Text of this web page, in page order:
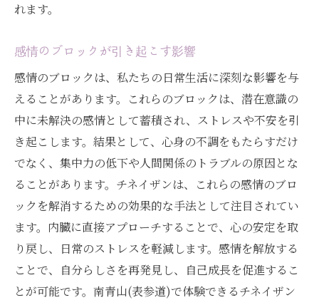
れます。
感情のブロックが引き起こす影響
感情のブロックは、私たちの日常生活に深刻な影響を与
えることがあります。これらのブロックは、潜在意識の
中に未解決の感情として蓄積され、ストレスや不安を引
き起こします。結果として、心身の不調をもたらすだけ
でなく、集中力の低下や人間関係のトラブルの原因とな
ることがあります。チネイザンは、これらの感情のブロ
ックを解消するための効果的な手法として注目されてい
ます。内臓に直接アプローチすることで、心の安定を取
り戻し、日常のストレスを軽減します。感情を解放する
ことで、自分らしさを再発見し、自己成長を促進するこ
とが可能です。南青山(表参道)で体験できるチネイザン